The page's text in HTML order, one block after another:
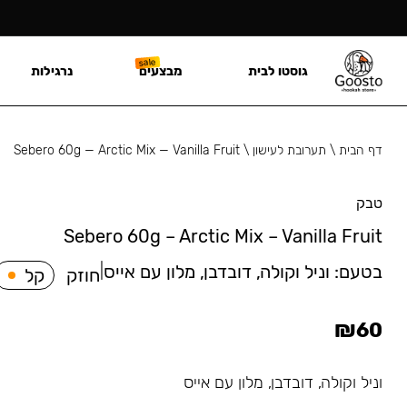
דף הבית\ תערובת לעישון \
Sebero 60g — Arctic Mix — Vanilla Fruit
טבק
Sebero 60g – Arctic Mix – Vanilla Fruit
בטעם: וניל וקולה, דובדבן, מלון עם אייס חוזק קל
₪60
וניל וקולה, דובדבן, מלון עם אייס
גוסטו לבית מבצעים נרגילות